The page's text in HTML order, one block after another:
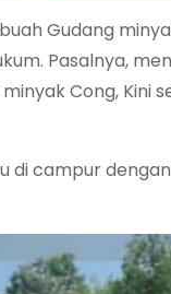
Gudang
Pasalnya,
Cong, Kini
di campur